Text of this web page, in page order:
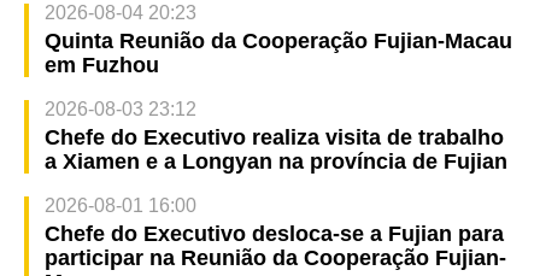
2026-08-04 20:23
Quinta Reunião da Cooperação Fujian-Macau
em Fuzhou
2026-08-03 23:12
Chefe do Executivo realiza visita de trabalho
a Xiamen e a Longyan na província de Fujian
2026-08-01 16:00
Chefe do Executivo desloca-se a Fujian para
participar na Reunião da Cooperação Fujian-